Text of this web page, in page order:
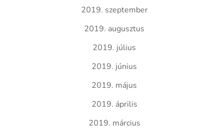
2019. szeptember
2019. augusztus
2019. július
2019. június
2019. május
2019. április
2019. március